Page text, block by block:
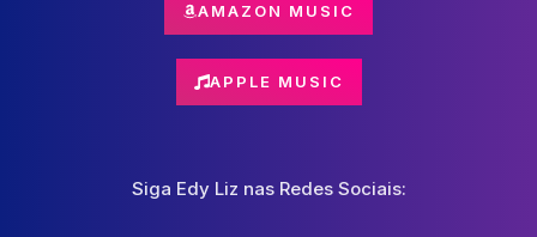
AMAZON MUSIC
APPLE MUSIC
Siga Edy Liz nas Redes Sociais: